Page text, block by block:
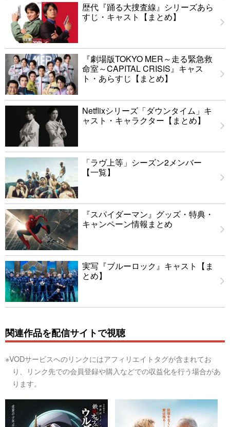
歴代『踊る大捜査線』シリーズあら
すじ・キャスト【まとめ】
『劇場版TOKYO MER～走る緊急救
命室～CAPITAL CRISIS』キャス
ト・あらすじ【まとめ】
Netflixシリーズ「ダウンタイム」キ
ャスト・キャラクター【まとめ】
「ラヴ上等」シーズン2メンバー
【一覧】
『スパイダーマン』グッズ・特典・
キャンペーン情報まとめ
実写『ブルーロック』キャスト【ま
とめ】
関連作品を配信サイトで視聴
※VODサービスへのリンクにはアフィリエイトタグが含まれてお
り、リンク先での会員登録や購入などでの収益化を行う場合があ
ります。